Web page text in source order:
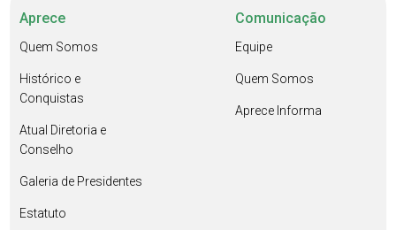
Aprece
Quem Somos
Histórico e
Conquistas
Atual Diretoria e
Conselho
Galeria de Presidentes
Estatuto
Comunicação
Equipe
Quem Somos
Aprece Informa